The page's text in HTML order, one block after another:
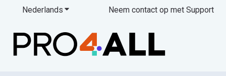
Nederlands Submenu tonen voor vertalingen
Neem contact op met Support